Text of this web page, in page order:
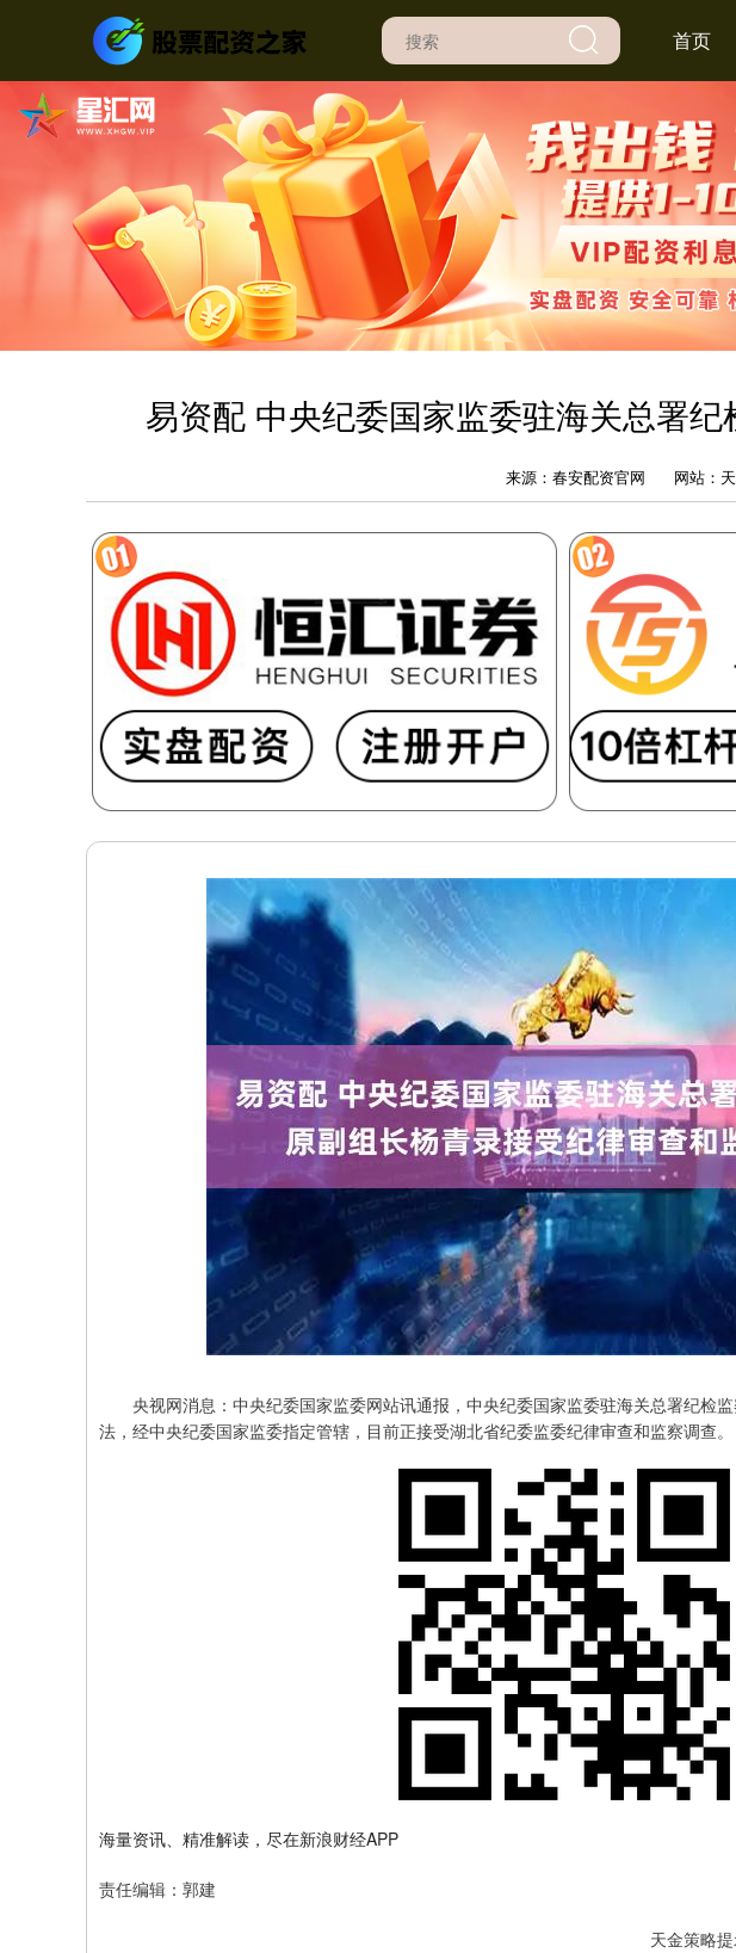
首页
易资配 中央纪委国家监委驻海关总署
来源：春安配资官网 网站：
央视网消息：中央纪委国家监委网站讯通报，中央纪委国家监委驻海关总署纪检
法，经中央纪委国家监委指定管辖，目前正接受湖北省纪委监委纪律审查和监察调查。
海量资讯、精准解读，尽在新浪财经APP
责任编辑：郭建
天金策略